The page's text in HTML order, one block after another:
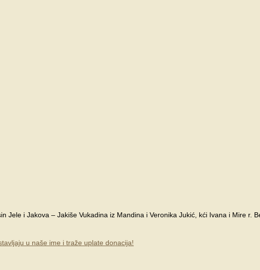
Jele i Jakova – Jakiše Vukadina iz Mandina i Veronika Jukić, kći Ivana i Mire r.